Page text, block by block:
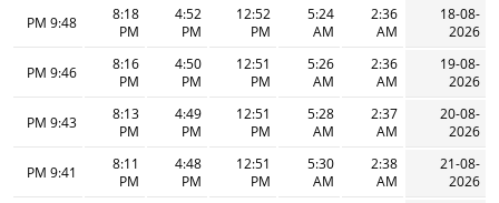
18-08-
2026
2:36
AM
5:24
AM
12:52
PM
4:52
PM
8:18
PM
9:48 PM
19-08-
2026
2:36
AM
5:26
AM
12:51
PM
4:50
PM
8:16
PM
9:46 PM
20-08-
2026
2:37
AM
5:28
AM
12:51
PM
4:49
PM
8:13
PM
9:43 PM
21-08-
2026
2:38
AM
5:30
AM
12:51
PM
4:48
PM
8:11
PM
9:41 PM